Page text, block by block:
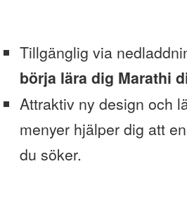
Tillgänglig via
börja lära dig Marathi
Attraktiv ny design och
menyer hjälper dig att
du söker.